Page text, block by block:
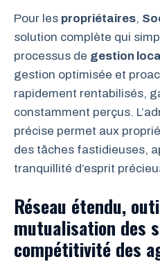
Pour les propriétaires,
solution complète qui
processus de gestion
gestion optimisée et
rapidement rentabilisés,
constamment perçus.
précise permet aux
des tâches fastidieuses,
tranquillité d’esprit
Réseau étendu,
mutualisation des
compétitivité des